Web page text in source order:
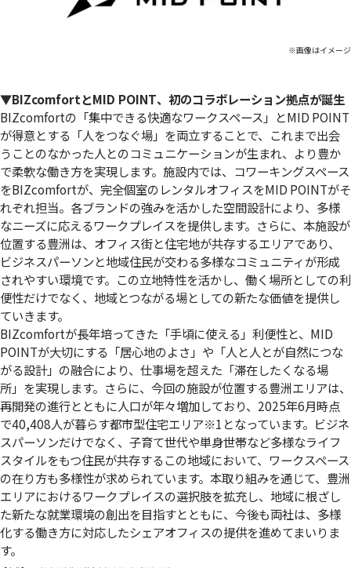
※画像はイメージ
▼BIZcomfortとMID POINT、初のコラボレーション拠点が誕生
BIZcomfortの「集中できる快適なワークスペース」とMID POINT
が得意とする「人をつなぐ場」を両立することで、これまで出会
うことのなかった人とのコミュニケーションが生まれ、より豊か
で柔軟な働き方を実現します。施設内では、コワーキングスペース
をBIZcomfortが、完全個室のレンタルオフィスをMID POINTがそ
れぞれ担当。各ブランドの強みを活かした空間設計により、多様
なニーズに応えるワークプレイスを提供します。さらに、本施設が
位置する豊洲は、オフィス街と住宅地が共存するエリアであり、
ビジネスパーソンと地域住民が交わる多様なコミュニティが形成
されやすい環境です。この立地特性を活かし、働く場所としての利
便性だけでなく、地域とつながる場としての新たな価値を提供し
ていきます。
BIZcomfortが長年培ってきた「手頃に使える」利便性と、MID
POINTが大切にする「居心地のよさ」や「人と人とが自然につな
がる設計」の融合により、仕事場を超えた「滞在したくなる場
所」を実現します。さらに、今回の施設が位置する豊洲エリアは、
再開発の進行とともに人口が年々増加しており、2025年6月時点
で40,408人が暮らす都市型住宅エリア※1 となっています。ビジネ
スパーソンだけでなく、子育て世代や単身世帯など多様なライフ
スタイルをもつ住民が共存するこの地域において、ワークスペース
の在り方も多様性が求められています。本取り組みを通じて、豊洲
エリアにおけるワークプレイスの選択肢を拡充し、地域に根ざし
た新たな就業環境の創出を目指すとともに、今後も両社は、多様
化する働き方に対応したシェアオフィスの提供を進めてまいりま
す。